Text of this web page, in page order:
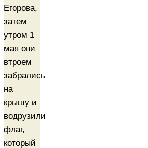
Егорова,
затем
утром 1
мая они
втроем
забрались
на
крышу и
водрузили
флаг,
который